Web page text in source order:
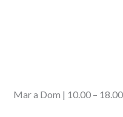
Mar a Dom | 10.00 – 18.00